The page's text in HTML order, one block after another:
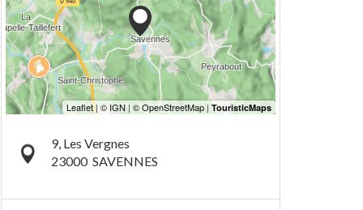
9, Les Vergnes
23000 SAVENNES